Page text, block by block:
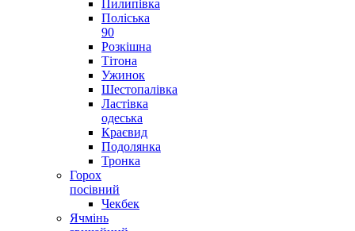
Пилипівка
Поліська
90
Розкішна
Тітона
Ужинок
Шестопалівка
Ластівка
одеська
Краєвид
Подолянка
Тронка
Горох
посівний
Чекбек
Ячмінь